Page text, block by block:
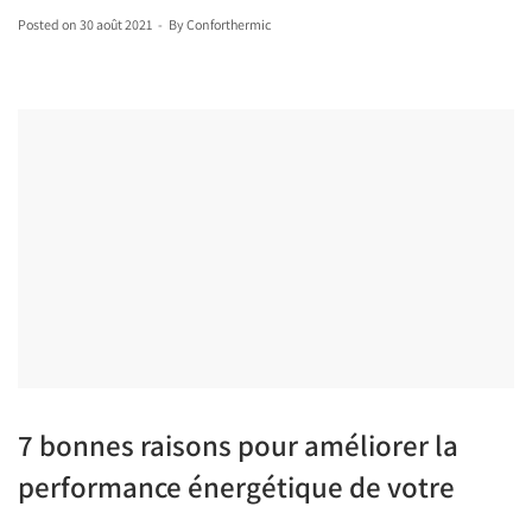
Posted on 30 août 2021 ByConforthermic
7 bonnes raisons pour améliorer la
performance énergétique de votre